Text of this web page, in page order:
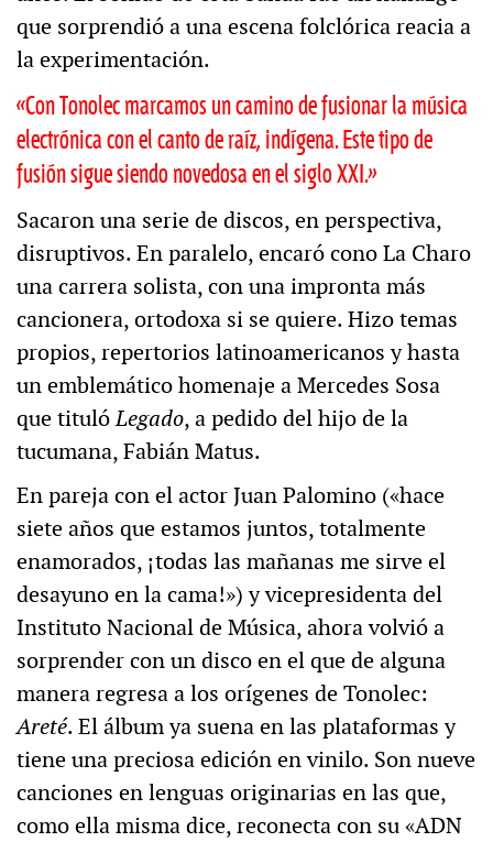
que sorprendió a una escena folclórica reacia a
la experimentación.
«Con Tonolec marcamos un camino de fusionar la música
electrónica con el canto de raíz, indígena. Este tipo de
fusión sigue siendo novedosa en el siglo XXI.»
Sacaron una serie de discos, en perspectiva,
disruptivos. En paralelo, encaró cono La Charo
una carrera solista, con una impronta más
cancionera, ortodoxa si se quiere. Hizo temas
propios, repertorios latinoamericanos y hasta
un emblemático homenaje a Mercedes Sosa
que titulóLegado, a pedido del hijo de la
tucumana, Fabián Matus.
En pareja con el actor Juan Palomino («hace
siete años que estamos juntos, totalmente
enamorados, ¡todas las mañanas me sirve el
desayuno en la cama!») y vicepresidenta del
Instituto Nacional de Música, ahora volvió a
sorprender con un disco en el que de alguna
manera regresa a los orígenes de Tonolec:
Areté. El álbum ya suena en las plataformas y
tiene una preciosa edición en vinilo. Son nueve
canciones en lenguas originarias en las que,
como ella misma dice, reconecta con su «ADN